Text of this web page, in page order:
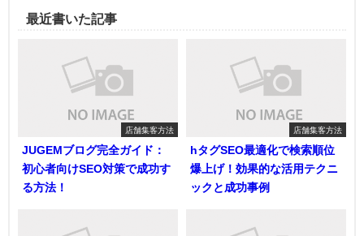
最近書いた記事
店舗集客方法
JUGEMブログ完全ガイド：
初心者向けSEO対策で成功す
る方法！
店舗集客方法
hタグSEO最適化で検索順位
爆上げ！効果的な活用テクニ
ックと成功事例